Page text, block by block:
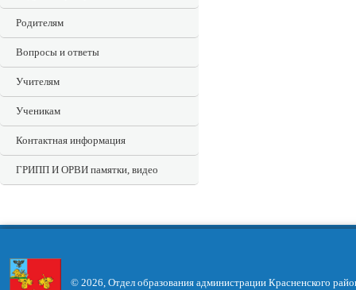
Родителям
Вопросы и ответы
Учителям
Ученикам
Контактная информация
ГРИПП И ОРВИ памятки, видео
© 2026, Отдел образования администрации Красненского